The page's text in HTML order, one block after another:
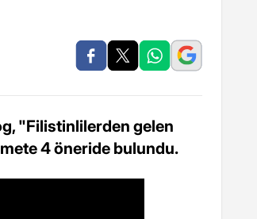
"Filistinlilerden gelen
4 öneride bulundu.